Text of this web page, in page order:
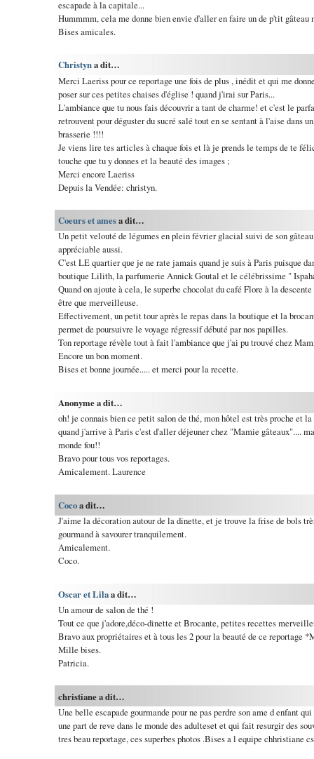
escapade à la capitale...
Hummmm, cela me donne bien envie d'aller en faire un de p'tit gâteau
Bises amicales.
Christyna dit…
Merci Laeriss pour ce reportage une fois de plus , inédit et qui me
poser sur ces petites chaises d'église ! quand j'irai sur Paris...
L'ambiance que tu nous fais découvrir a tant de charme! et c'est le
retrouvent pour déguster du sucré salé tout en se sentant à l'aise dans
brasserie !!!!
Je viens lire tes articles à chaque fois et là je prends le temps de te
touche que tu y donnes et la beauté des images ;
Merci encore Laeriss
Depuis la Vendée: christyn.
Coeurs et amesa dit…
Un petit velouté de légumes en plein février glacial suivi de son
appréciable aussi.
C'est LE quartier que je ne rate jamais quand je suis à Paris puisque
boutique Lilith, la parfumerie Annick Goutal et le célébrissime "
Quand on ajoute à cela, le superbe chocolat du café Flore à la
être que merveilleuse.
Effectivement, un petit tour après le repas dans la boutique et la
permet de poursuivre le voyage régressif débuté par nos papilles.
Ton reportage révèle tout à fait l'ambiance que j'ai pu trouvé chez
Encore un bon moment.
Bises et bonne journée..... et merci pour la recette.
Anonyme a dit…
oh! je connais bien ce petit salon de thé, mon hôtel est très proche et
quand j'arrive à Paris c'est d'aller déjeuner chez "Mamie gâteaux"....
monde fou!!
Bravo pour tous vos reportages.
Amicalement. Laurence
Cocoa dit…
J'aime la décoration autour de la dinette, et je trouve la frise de bols
gourmand à savourer tranquilement.
Amicalement.
Coco.
Oscar et Lilaa dit…
Un amour de salon de thé !
Tout ce que j'adore,déco-dinette et Brocante, petites recettes
Bravo aux propriétaires et à tous les 2 pour la beauté de ce reportage
Mille bises.
Patricia.
christiane a dit…
Une belle escapade gourmande pour ne pas perdre son ame d enfant
une part de reve dans le monde des adulteset et qui fait resurgir des
tres beau reportage, ces superbes photos .Bises a l equipe chhristiane